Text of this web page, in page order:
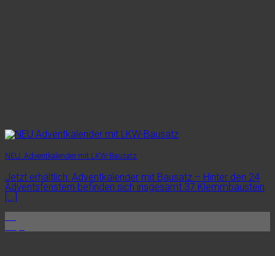
NEU: Adventkalender mit LKW-Bausatz
Jetzt erhältlich: Adventkalender mit Bausatz – Hinter den 24
Adventsfenstern befinden sich insgesamt 37 Klemmbaustein
[...]